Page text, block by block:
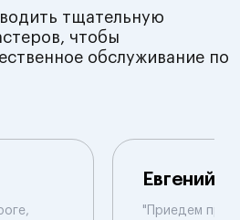
тщательную
чтобы
обслуживание по
Евгений
"Приедем